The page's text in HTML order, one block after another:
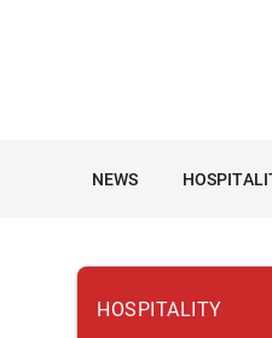
NEWS
HOSPITALITY